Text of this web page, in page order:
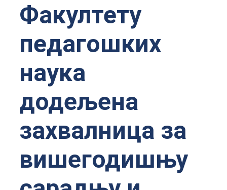
Факултету
педагошких
наука
додељена
захвалница за
вишегодишњу